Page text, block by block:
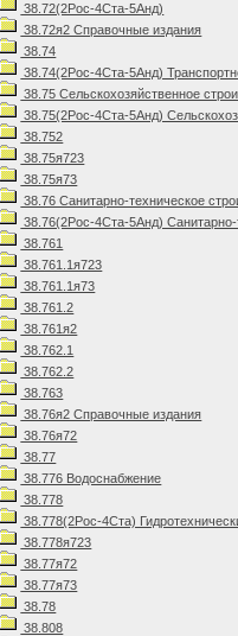
38.72(2Рос-4Ста-5Анд)
38.72я2 Справочные издания
38.74
38.74(2Рос-4Ста-5Анд)
38.75 Сельскохозяйственное
38.75(2Рос-4Ста-5Анд)
38.752
38.75я723
38.75я73
38.76 Санитарно-техническое
38.76(2Рос-4Ста-5Анд) Санитарно-
38.761
38.761.1я723
38.761.1я73
38.761.2
38.761я2
38.762.1
38.762.2
38.763
38.76я2 Справочные издания
38.76я72
38.77
38.776 Водоснабжение
38.778
38.778(2Рос-4Ста)
38.778я723
38.77я72
38.77я73
38.78
38.808